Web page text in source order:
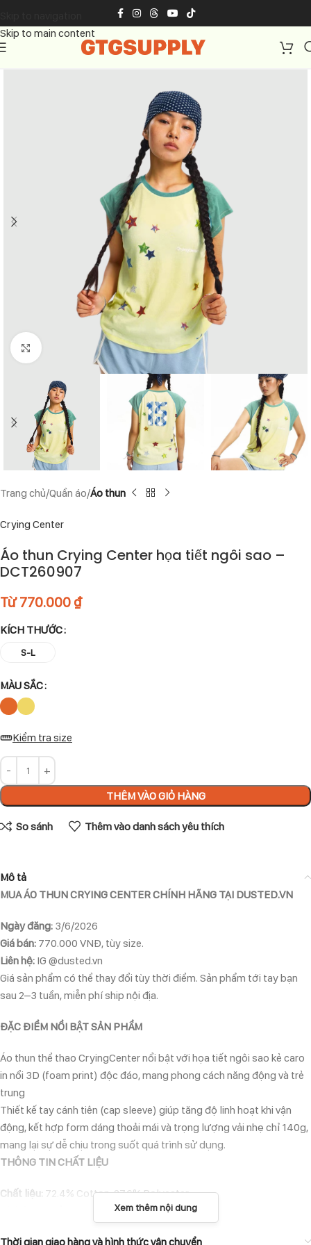
Skip to main content
Click to enlarge
Trang chủ Quần áo Áo thun
Crying Center
Áo thun Crying Center họa tiết ngôi sao –
DCT260907
Từ770.000 ₫
KÍCH THƯỚC
S-L
MÀU SẮC
Kiểm tra size
THÊM VÀO GIỎ HÀNG
So sánh Thêm vào danh sách yêu thích
Mô tả
MUA ÁO THUN CRYING CENTER CHÍNH HÃNG TẠI DUSTED.VN
Ngày đăng: 3/6/2026
Giá bán: 770.000 VNĐ, tùy size.
Liên hệ: IG @dusted.vn
Giá sản phẩm có thể thay đổi tùy thời điểm. Sản phẩm tới tay bạn
sau 2–3 tuần, miễn phí ship nội địa.
ĐẶC ĐIỂM NỔI BẬT SẢN PHẨM
Áo thun thể thao CryingCenter nổi bật với họa tiết ngôi sao kẻ caro
in nổi 3D (foam print) độc đáo, mang phong cách năng động và trẻ
trung
Thiết kế tay cánh tiên (cap sleeve) giúp tăng độ linh hoạt khi vận
động, kết hợp form dáng thoải mái và trọng lượng vải nhẹ chỉ 140g,
mang lại sự dễ chịu trong suốt quá trình sử dụng.
THÔNG TIN CHẤT LIỆU
Chất liệu: 72.4% Cotton, 27.6% Polyester
Xem thêm nội dung
Thời gian giao hàng và hình thức vận chuyển